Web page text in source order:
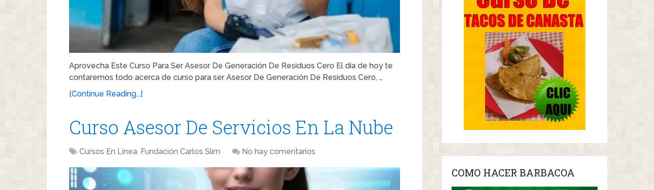
Aprovecha Este Curso Para Ser Asesor De Generación De Residuos Cero El día de hoy te
contaremos todo acerca de curso para ser Asesor De Generación De Residuos Cero, …
[Continue Reading...]
Curso Asesor De Servicios En La Nube
Cursos En Linea, Fundación Carlos Slim No hay comentarios
COMO HACER BARBACOA